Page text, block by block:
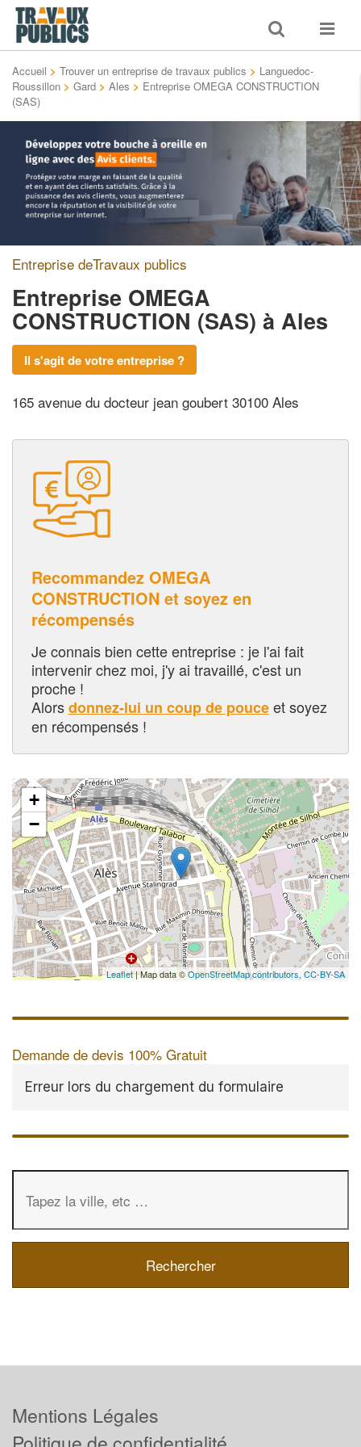
Toggle
search
Toggle
Accueil > Trouver un entreprise de travaux publics > Languedoc-
Roussillon > Gard > Ales > Entreprise OMEGA CONSTRUCTION
(SAS)
Entreprise deTravaux publics
Entreprise OMEGA
CONSTRUCTION (SAS) à Ales
Il s'agit de votre entreprise ?
165 avenue du docteur jean goubert 30100 Ales
Recommandez OMEGA
CONSTRUCTION et soyez en
récompensés
Je connais bien cette entreprise : je l'ai fait
intervenir chez moi, j'y ai travaillé, c'est un
proche !
Alorsdonnez-lui un coup de pouceet soyez
en récompensés !
+
−
Leaflet| Map data ©OpenStreetMap contributors, CC-BY-SA
Demande de devis 100% Gratuit
Erreur lors du chargement du formulaire
Mentions Légales